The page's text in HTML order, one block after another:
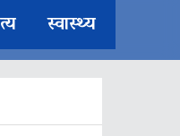
स्वास्थ्य